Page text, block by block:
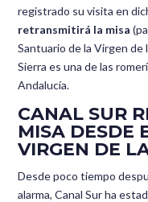
registrado su visita en
retransmitirá la misa
Santuario de la Virgen de
Sierra es una de las
Andalucía.
CANAL SUR
MISA DESDE
VIRGEN DE
Desde poco tiempo
alarma, Canal Sur ha